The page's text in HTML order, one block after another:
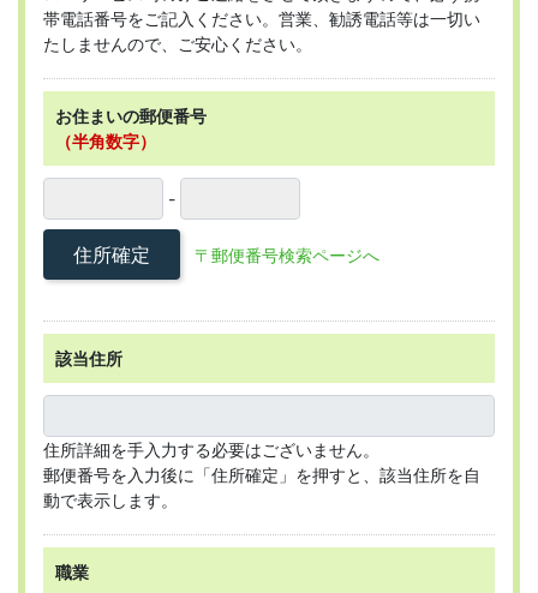
帯電話番号をご記入ください。営業、勧誘電話等は一切い
たしませんので、ご安心ください。
お住まいの郵便番号
（半角数字）
-
住所確定 〒郵便番号検索ページへ
該当住所
住所詳細を手入力する必要はございません。
郵便番号を入力後に「住所確定」を押すと、該当住所を自
動で表示します。
職業